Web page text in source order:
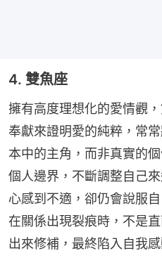
4. 雙魚座
擁有高度理想化的愛情觀
奉獻來證明愛的純粹，常
本中的主角，而非真實的
個人邊界，不斷調整自己
心感到不適，卻仍會說服
在關係出現裂痕時，不是
出來修補，最終陷入自我